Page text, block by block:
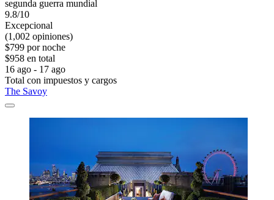
segunda guerra mundial
9.8/10
Excepcional
(1,002 opiniones)
$799 por noche
$958 en total
16 ago - 17 ago
Total con impuestos y cargos
The Savoy